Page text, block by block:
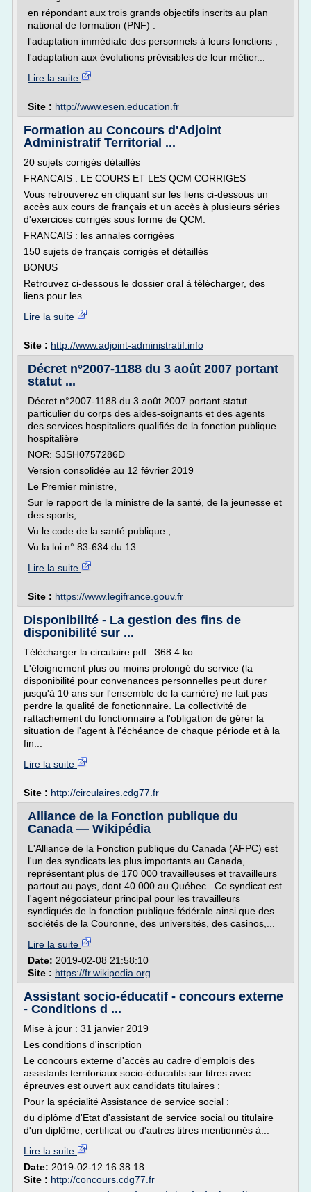
en répondant aux trois grands objectifs inscrits au plan
national de formation (PNF) :
l'adaptation immédiate des personnels à leurs fonctions ;
l'adaptation aux évolutions prévisibles de leur métier...
Lire la suite
Site : http://www.esen.education.fr
Formation au Concours d'Adjoint
Administratif Territorial ...
20 sujets corrigés détaillés
FRANCAIS : LE COURS ET LES QCM CORRIGES
Vous retrouverez en cliquant sur les liens ci-dessous un
accès aux cours de français et un accès à plusieurs séries
d'exercices corrigés sous forme de QCM.
FRANCAIS : les annales corrigées
150 sujets de français corrigés et détaillés
BONUS
Retrouvez ci-dessous le dossier oral à télécharger, des
liens pour les...
Lire la suite
Site : http://www.adjoint-administratif.info
Décret n°2007-1188 du 3 août 2007 portant
statut ...
Décret n°2007-1188 du 3 août 2007 portant statut
particulier du corps des aides-soignants et des agents
des services hospitaliers qualifiés de la fonction publique
hospitalière
NOR: SJSH0757286D
Version consolidée au 12 février 2019
Le Premier ministre,
Sur le rapport de la ministre de la santé, de la jeunesse et
des sports,
Vu le code de la santé publique ;
Vu la loi n° 83-634 du 13...
Lire la suite
Site : https://www.legifrance.gouv.fr
Disponibilité - La gestion des fins de
disponibilité sur ...
Télécharger la circulaire pdf : 368.4 ko
L'éloignement plus ou moins prolongé du service (la
disponibilité pour convenances personnelles peut durer
jusqu'à 10 ans sur l'ensemble de la carrière) ne fait pas
perdre la qualité de fonctionnaire. La collectivité de
rattachement du fonctionnaire a l'obligation de gérer la
situation de l'agent à l'échéance de chaque période et à la
fin...
Lire la suite
Site : http://circulaires.cdg77.fr
Alliance de la Fonction publique du
Canada — Wikipédia
L'Alliance de la Fonction publique du Canada (AFPC) est
l'un des syndicats les plus importants au Canada,
représentant plus de 170 000 travailleuses et travailleurs
partout au pays, dont 40 000 au Québec . Ce syndicat est
l'agent négociateur principal pour les travailleurs
syndiqués de la fonction publique fédérale ainsi que des
sociétés de la Couronne, des universités, des casinos,...
Lire la suite
Date: 2019-02-08 21:58:10
Site : https://fr.wikipedia.org
Assistant socio-éducatif - concours externe
- Conditions d ...
Mise à jour : 31 janvier 2019
Les conditions d'inscription
Le concours externe d'accès au cadre d'emplois des
assistants territoriaux socio-éducatifs sur titres avec
épreuves est ouvert aux candidats titulaires :
Pour la spécialité Assistance de service social :
du diplôme d'Etat d'assistant de service social ou titulaire
d'un diplôme, certificat ou d'autres titres mentionnés à...
Lire la suite
Date: 2019-02-12 16:38:18
Site : http://concours.cdg77.fr